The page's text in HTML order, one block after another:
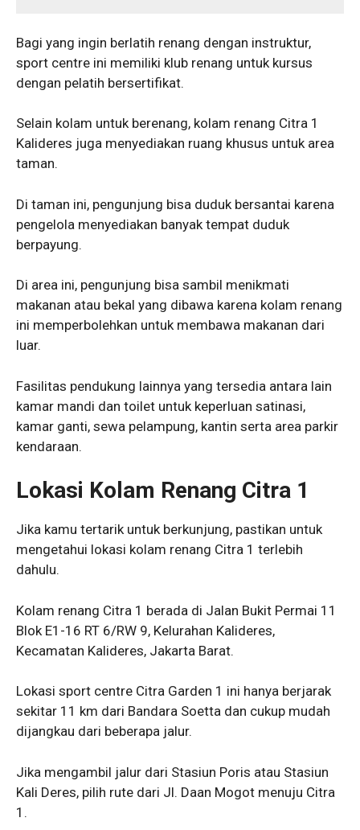
Bagi yang ingin berlatih renang dengan instruktur,
sport centre ini memiliki klub renang untuk kursus
dengan pelatih bersertifikat.
Selain kolam untuk berenang, kolam renang Citra 1
Kalideres juga menyediakan ruang khusus untuk area
taman.
Di taman ini, pengunjung bisa duduk bersantai karena
pengelola menyediakan banyak tempat duduk
berpayung.
Di area ini, pengunjung bisa sambil menikmati
makanan atau bekal yang dibawa karena kolam renang
ini memperbolehkan untuk membawa makanan dari
luar.
Fasilitas pendukung lainnya yang tersedia antara lain
kamar mandi dan toilet untuk keperluan satinasi,
kamar ganti, sewa pelampung, kantin serta area parkir
kendaraan.
Lokasi Kolam Renang Citra 1
Jika kamu tertarik untuk berkunjung, pastikan untuk
mengetahui lokasi kolam renang Citra 1 terlebih
dahulu.
Kolam renang Citra 1 berada di Jalan Bukit Permai 11
Blok E1-16 RT 6/RW 9, Kelurahan Kalideres,
Kecamatan Kalideres, Jakarta Barat.
Lokasi sport centre Citra Garden 1 ini hanya berjarak
sekitar 11 km dari Bandara Soetta dan cukup mudah
dijangkau dari beberapa jalur.
Jika mengambil jalur dari Stasiun Poris atau Stasiun
Kali Deres, pilih rute dari Jl. Daan Mogot menuju Citra
1.